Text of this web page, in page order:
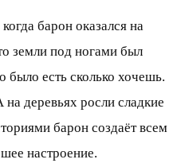
барон оказался на
земли под ногами был
было есть сколько хочешь.
деревьях росли сладкие
барон создаёт всем
настроение.